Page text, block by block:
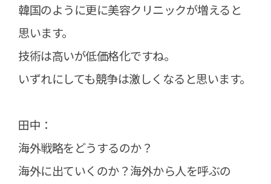
韓国のように更に美容クリニックが増えると
思います。
技術は高いが低価格化ですね。
いずれにしても競争は激しくなると思います。
田中：
海外戦略をどうするのか？
海外に出ていくのか？海外から人を呼ぶの